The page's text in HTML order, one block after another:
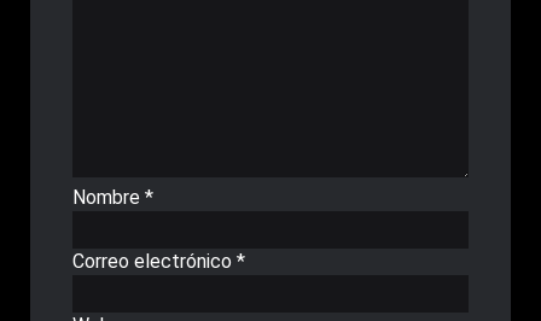
Nombre *
Correo electrónico *